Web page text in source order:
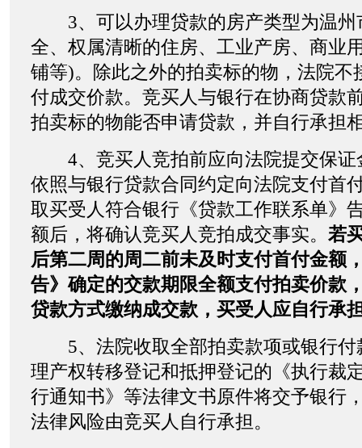
3、可以办理贷款的房产类型为温州
全、权属清晰的住房、工业产房、商业
铺等)。除此之外的拍卖标的物，法院不
付成交价款。竞买人与银行在协商贷款
拍卖标的物能否申请贷款，并自行承担
4、竞买人竞拍前应向法院提交保证
依照与银行贷款合同约定向法院支付首
取买受人符合银行《贷款工作联系单》
额后，将确认竞买人竞拍成交事实。 若
后第二周的周二前未及时支付首付金额
告》确定的交款期限全额支付拍卖价款
贷款方式缴纳成交款，买受人应自行承
5、法院收取全部拍卖款项或银行付
理产权转移登记和抵押登记的《执行裁
行通知书》等法律文书原件将交予银行
法律风险由竞买人自行承担。